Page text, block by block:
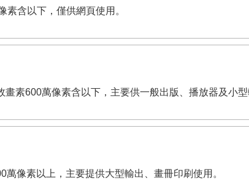
含以下，僅供網頁使用。
素600萬像素含以下，主要供一般出版、播放器及小型
像素以上，主要提供大型輸出、畫冊印刷使用。